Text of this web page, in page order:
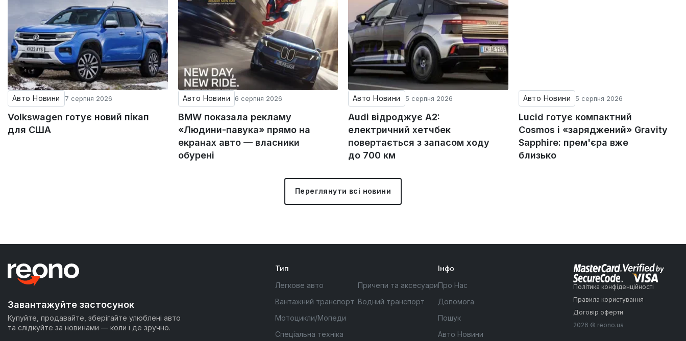
Авто Новини 7 серпня 2026
Volkswagen готує новий пікап
для США
Авто Новини 6 серпня 2026
BMW показала рекламу
«Людини-павука» прямо на
екранах авто — власники
обурені
Авто Новини 5 серпня 2026
Audi відроджує A2:
електричний хетчбек
повертається з запасом ходу
до 700 км
Авто Новини 5 серпня 2026
Lucid готує компактний
Cosmos і «заряджений» Gravity
Sapphire: прем'єра вже
близько
Переглянути всі новини
Завантажуйте застосунок
Купуйте, продавайте, зберігайте улюблені авто
та слідкуйте за новинами — коли і де зручно.
Тип
Легкове авто
Вантажний транспорт
Мотоцикли/Мопеди
Спеціальна техніка
Причепи та аксесуари
Водний транспорт
Інфо
Про Нас
Допомога
Пошук
Авто Новини
Політика конфіденційності
Правила користування
Договір оферти
2026 © reono.ua